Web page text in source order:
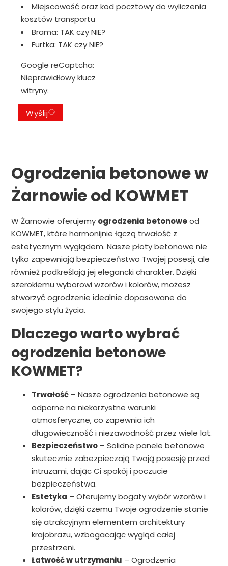
Miejscowość oraz kod pocztowy do wyliczenia
kosztów transportu
Brama: TAK czy NIE?
Furtka: TAK czy NIE?
Google reCaptcha:
Nieprawidłowy klucz
witryny.
Wyślij
Ogrodzenia betonowe w
Żarnowie od KOWMET
W Żarnowie oferujemy ogrodzenia betonoweod
KOWMET, które harmonijnie łączą trwałość z
estetycznym wyglądem. Nasze płoty betonowe nie
tylko zapewniają bezpieczeństwo Twojej posesji, ale
również podkreślają jej elegancki charakter. Dzięki
szerokiemu wyborowi wzorów i kolorów, możesz
stworzyć ogrodzenie idealnie dopasowane do
swojego stylu życia.
Dlaczego warto wybrać
ogrodzenia betonowe
KOWMET?
Trwałość– Nasze ogrodzenia betonowe są
odporne na niekorzystne warunki
atmosferyczne, co zapewnia ich
długowieczność i niezawodność przez wiele lat.
Bezpieczeństwo– Solidne panele betonowe
skutecznie zabezpieczają Twoją posesję przed
intruzami, dając Ci spokój i poczucie
bezpieczeństwa.
Estetyka – Oferujemy bogaty wybór wzorów i
kolorów, dzięki czemu Twoje ogrodzenie stanie
się atrakcyjnym elementem architektury
krajobrazu, wzbogacając wygląd całej
przestrzeni.
Łatwość w utrzymaniu – Ogrodzenia